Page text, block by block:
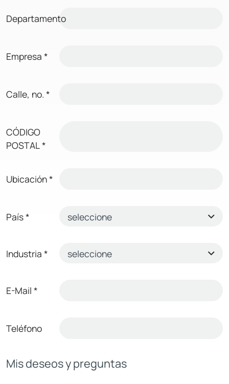
Departamento
Empresa *
Calle, no. *
CÓDIGO
POSTAL*
Ubicación*
País*
Industria *
E-Mail *
Teléfono
Mis deseos y preguntas